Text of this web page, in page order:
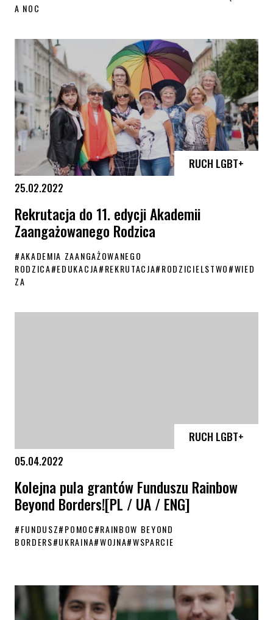
A NOC
RUCH LGBT+
25.02.2022
Rekrutacja do 11. edycji Akademii
Zaangażowanego Rodzica
#AKADEMIA ZAANGAŻOWANEGO
RODZICA#EDUKACJA#REKRUTACJA#RODZICIELSTWO#WIED
ZA
RUCH LGBT+
05.04.2022
Kolejna pula grantów Funduszu Rainbow
Beyond Borders![PL / UA / ENG]
#FUNDUSZ#POMOC#RAINBOW BEYOND
BORDERS#UKRAINA#WOJNA#WSPARCIE